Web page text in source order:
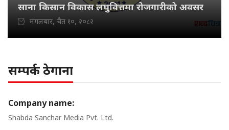
साना किसान विकास लघुवित्तमा रोजगारीको अवसर
मंगलबार, चैत १०, २०८२
सम्पर्क ठेगाना
Company name:
Shabda Sanchar Media Pvt. Ltd.